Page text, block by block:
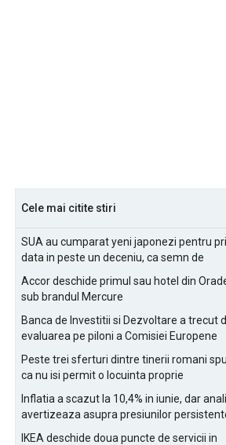
Cele mai citite stiri
SUA au cumparat yeni japonezi pentru
data in peste un deceniu, ca semn de
Accor deschide primul sau hotel din
sub brandul Mercure
Banca de Investitii si Dezvoltare a trecut
evaluarea pe piloni a Comisiei Europene
Peste trei sferturi dintre tinerii romani
ca nu isi permit o locuinta proprie
Inflatia a scazut la 10,4% in iunie, dar
avertizeaza asupra presiunilor
IKEA deschide doua puncte de servicii in